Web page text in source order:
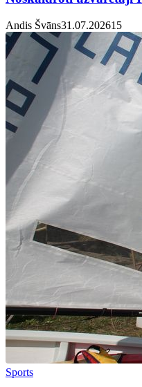
Andis Švāns31.07.20261 5
Sports